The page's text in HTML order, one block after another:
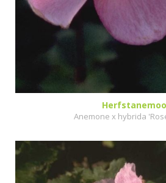
Anemone x hybrida